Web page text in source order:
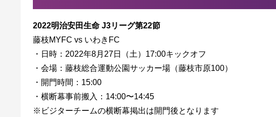
2022明治安田生命 J3リーグ第22節
藤枝MYFC vs いわきFC
・日時：2022年8月27日（土）17:00キックオフ
・会場：藤枝総合運動公園サッカー場（藤枝市原100）
・開門時間：15:00
・横断幕事前搬入：14:00〜14:45
※ビジターチームの横断幕掲出は開門後となります